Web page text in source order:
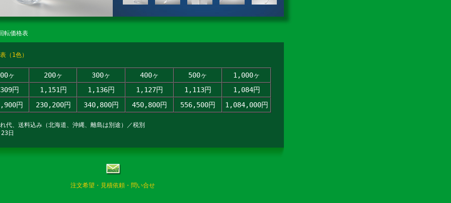
転価格表
（1色）
ヶ 200ヶ 300ヶ 400ヶ 500ヶ
1,000ヶ
円
1,151円 1,136円 1,127円 1,113円
1,084円
円
230,200円 340,800円 450,800円 556,500円 1,084,000円
代、送料込み（北海道、沖縄、離島は別途）／税別
日
注文希望・見積依頼・問い合せ